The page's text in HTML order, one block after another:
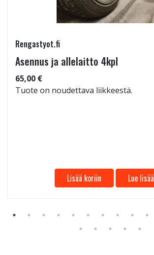
Rengastyot.fi
Asennus ja allelaitto 4kpl
65,00 €
Tuote on noudettava liikkeestä.
Lisää koriin Lue lisää